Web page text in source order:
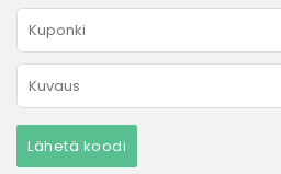
Lähetä koodi